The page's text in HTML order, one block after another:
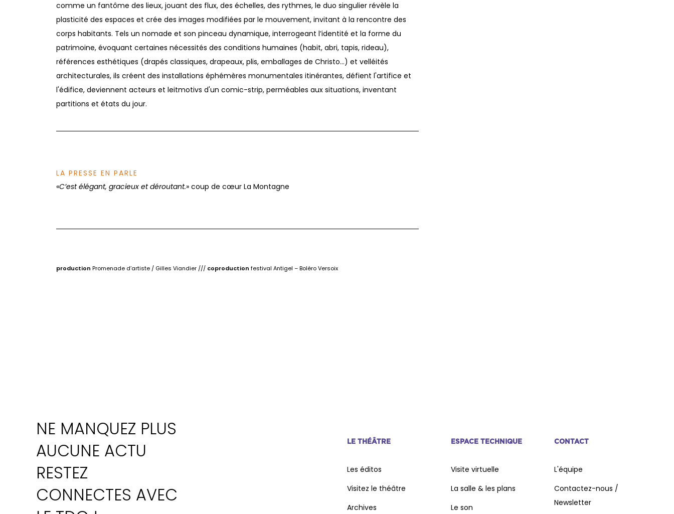
comme un fantôme des lieux, jouant des flux, des échelles, des rythmes, le duo singulier révèle la
plasticité des espaces et crée des images modifiées par le mouvement, invitant à la rencontre des
corps habitants. Tels un nomade et son pinceau dynamique, interrogeant l’identité et la forme du
patrimoine, évoquant certaines nécessités des conditions humaines (habit, abri, tapis, rideau),
références esthétiques (drapés classiques, drapeaux, plis, emballages de Christo...) et velléités
architecturales, ils créent des installations éphémères monumentales itinérantes, défient l'artifice et
l'édifice, deviennent acteurs et leitmotivs d'un comic-strip, perméables aux situations, inventant
partitions et états du jour.
LA PRESSE EN PARLE
«C’est élégant, gracieux et déroutant.» coup de cœur La Montagne
production Promenade d’artiste / Gilles Viandier /// coproduction festival Antigel – Boléro Versoix
NE MANQUEZ PLUS
AUCUNE ACTU
RESTEZ
CONNECTES AVEC
LE THÉÂTRE
Les éditos
Visitez le théâtre
Archives
ESPACE TECHNIQUE
Visite virtuelle
La salle & les plans
Le son
CONTACT
L'équipe
Contactez-nous /
Newsletter